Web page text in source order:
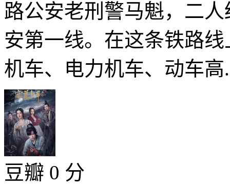
路公安老刑警马魁，二
安第一线。在这条铁路
机车、电力机车、动车
豆瓣 0 分